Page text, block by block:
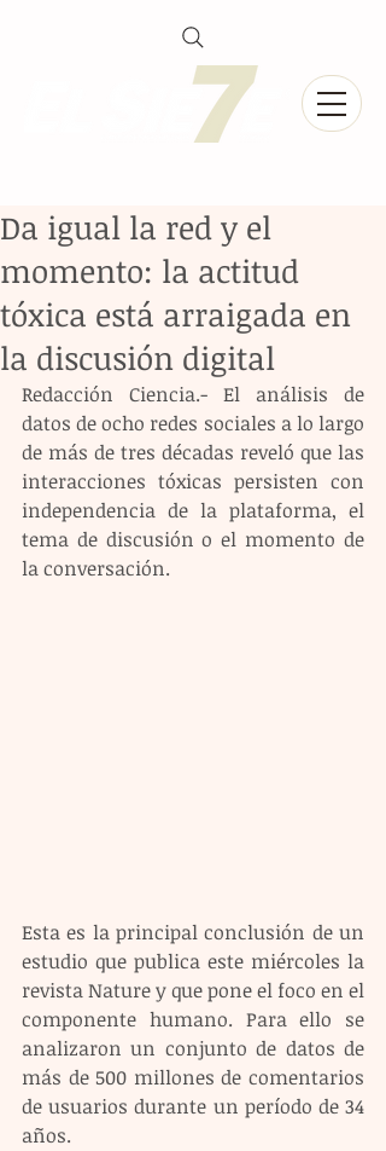
Da igual la red y el
momento: la actitud
tóxica está arraigada en
la discusión digital
Redacción Ciencia.- El análisis de
datos de ocho redes sociales a lo largo
de más de tres décadas reveló que las
interacciones tóxicas persisten con
independencia de la plataforma, el
tema de discusión o el momento de
la conversación.
Esta es la principal conclusión de un
estudio que publica este miércoles la
revista Nature y que pone el foco en el
componente humano. Para ello se
analizaron un conjunto de datos de
más de 500 millones de comentarios
de usuarios durante un período de 34
años.